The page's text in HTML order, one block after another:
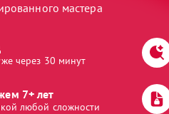
мастера
через 30 минут
7+ лет
любой сложности